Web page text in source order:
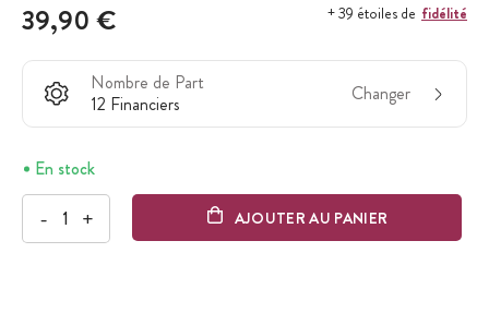
39,90 € + 39 étoiles de fidélité
Nombre de Part
12 Financiers
Changer
En stock
- + AJOUTER AU PANIER